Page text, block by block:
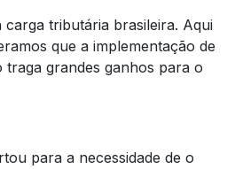
carga tributária brasileira. Aqui
que a implementação de
traga grandes ganhos para o
para a necessidade de o